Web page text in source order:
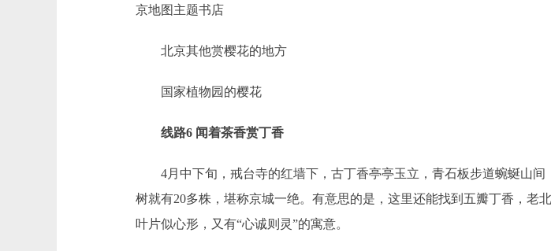
京地图主题书店
北京其他赏樱花的地方
国家植物园的樱花
线路6 闻着茶香赏丁香
4月中下旬，戒台寺的红墙下，古丁香亭亭玉立，青石板步道蜿蜒山间
树就有20多株，堪称京城一绝。有意思的是，这里还能找到五瓣丁香，老
叶片似心形，又有“心诚则灵”的寓意。